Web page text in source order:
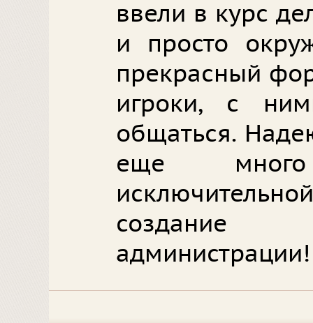
ввели в курс
и просто
прекрасный
игроки, с
общаться.
еще
создание
администрации!